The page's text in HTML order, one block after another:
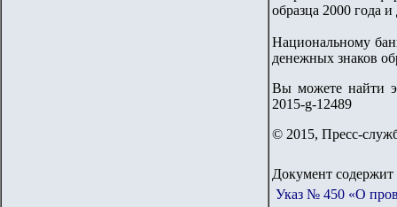
образца 2000 года
Национальному
денежных знаков
Вы можете найти
2015-g-12489
© 2015, Пресс-
Документ
Указ № 450 «О